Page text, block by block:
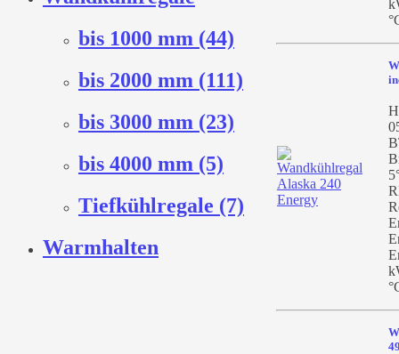
bis 1000 mm (44)
bis 2000 mm (111)
bis 3000 mm (23)
bis 4000 mm (5)
Tiefkühlregale (7)
Warmhalten